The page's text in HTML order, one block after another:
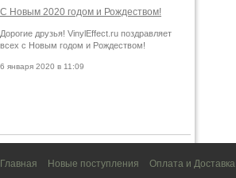
С Новым 2020 годом и Рождеством!
Дорогие друзья! VinylEffect.ru поздравляет
всех с Новым годом и Рождеством!
6 января 2020 в 11:09
Главная Новые поступления Оплата и Доставка